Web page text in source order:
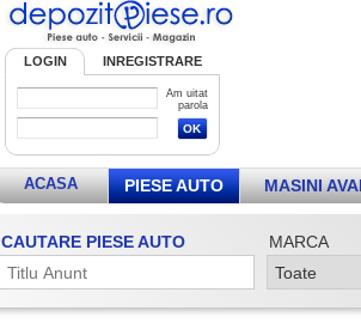
LOGIN INREGISTRARE
Am uitat
parola
ACASA PIESE AUTO MASINI
CAUTARE PIESE AUTO MARCA